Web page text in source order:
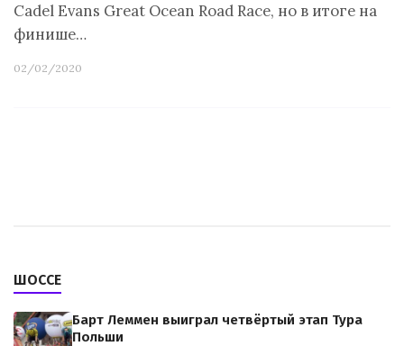
Cadel Evans Great Ocean Road Race, но в итоге на
финише…
02/02/2020
ШОССЕ
Барт Леммен выиграл четвёртый этап Тура
Польши